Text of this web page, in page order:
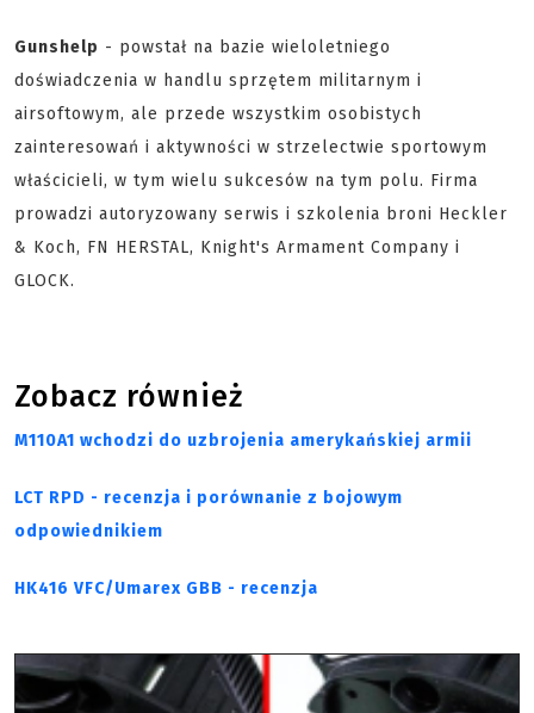
Gunshelp - powstał na bazie wieloletniego
doświadczenia w handlu sprzętem militarnym i
airsoftowym, ale przede wszystkim osobistych
zainteresowań i aktywności w strzelectwie sportowym
właścicieli, w tym wielu sukcesów na tym polu. Firma
prowadzi autoryzowany serwis i szkolenia broni Heckler
& Koch, FN HERSTAL, Knight's Armament Company i
GLOCK.
Zobacz również
M110A1 wchodzi do uzbrojenia amerykańskiej armii
LCT RPD - recenzja i porównanie z bojowym
odpowiednikiem
HK416 VFC/Umarex GBB - recenzja